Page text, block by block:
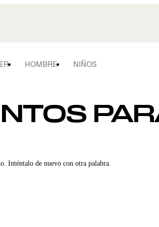
HOMBRE NIÑOS
Inténtalo de nuevo con otra palabra.